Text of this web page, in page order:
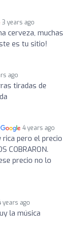
3 years ago
cerveza, muchas
es tu sitio!
ago
tiradas de
4 years ago
rica pero el precio
COBRARON.
precio no lo
years ago
la música